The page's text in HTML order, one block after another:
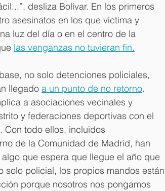
desliza Bolívar. En los primeros
asesinatos en los que víctima y
luz del día o en el centro de la
las venganzas no tuvieran fin.
no solo detenciones policiales,
llegado a un punto de no retorno.
a asociaciones vecinales y
y federaciones deportivas con el
Con todo ellos, incluidos
de la Comunidad de Madrid, han
que espera que llegue el año que
solo policial, los propios mandos están
porque nosotros nos pongamos